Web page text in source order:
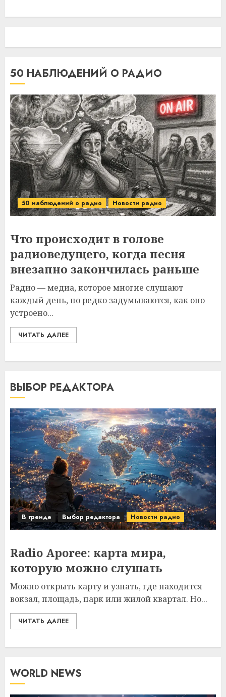
50 НАБЛЮДЕНИЙ О РАДИО
50 наблюдений о радио Новости радио
Что происходит в голове
радиоведущего, когда песня
внезапно закончилась раньше
Радио — медиа, которое многие слушают
каждый день, но редко задумываются, как оно
устроено...
ЧИТАТЬ ДАЛЕЕ
ВЫБОР РЕДАКТОРА
В тренде Выбор редактора Новости радио
Radio Aporee: карта мира,
которую можно слушать
Можно открыть карту и узнать, где находится
вокзал, площадь, парк или жилой квартал. Но...
ЧИТАТЬ ДАЛЕЕ
WORLD NEWS